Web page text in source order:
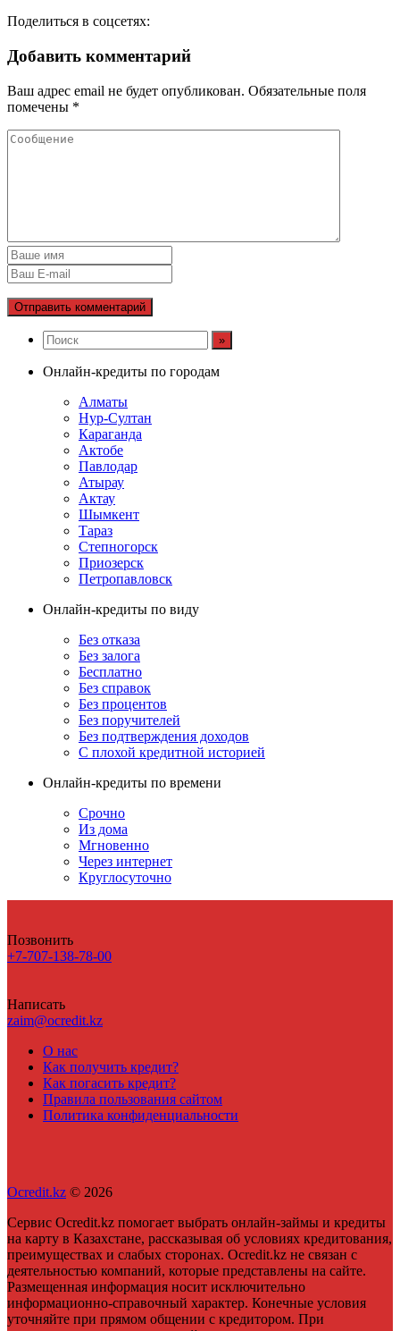
Поделиться в соцсетях:
Добавить комментарий
Ваш адрес email не будет опубликован. Обязательные поля
помечены *
Онлайн-кредиты по городам
Алматы
Нур-Султан
Караганда
Актобе
Павлодар
Атырау
Актау
Шымкент
Тараз
Степногорск
Приозерск
Петропавловск
Онлайн-кредиты по виду
Без отказа
Без залога
Бесплатно
Без справок
Без процентов
Без поручителей
Без подтверждения доходов
С плохой кредитной историей
Онлайн-кредиты по времени
Срочно
Из дома
Мгновенно
Через интернет
Круглосуточно
Позвонить
+7-707-138-78-00
Написать
zaim@ocredit.kz
О нас
Как получить кредит?
Как погасить кредит?
Правила пользования сайтом
Политика конфиденциальности
Ocredit.kz © 2026
Сервис Ocredit.kz помогает выбрать онлайн-займы и кредиты
на карту в Казахстане, рассказывая об условиях кредитования,
преимуществах и слабых сторонах. Ocredit.kz не связан с
деятельностью компаний, которые представлены на сайте.
Размещенная информация носит исключительно
информационно-справочный характер. Конечные условия
уточняйте при прямом общении с кредитором. При